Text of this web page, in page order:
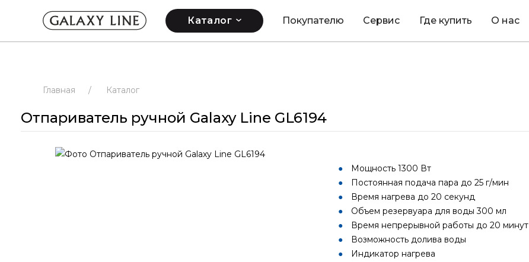
Каталог Покупателю Сервис Где купить О нас
Главная / Каталог
Отпариватель ручной Galaxy Line GL6194
Мощность 1300 Вт
Постоянная подача пара до 25 г/мин
Время нагрева до 20 секунд
Объем резервуара для воды 300 мл
Время непрерывной работы до 20 минут
Возможность долива воды
Индикатор нагрева